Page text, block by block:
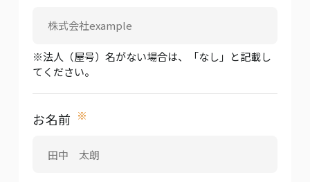
※法人（屋号）名がない場合は、「なし」と記載し
てください。
お名前 ※